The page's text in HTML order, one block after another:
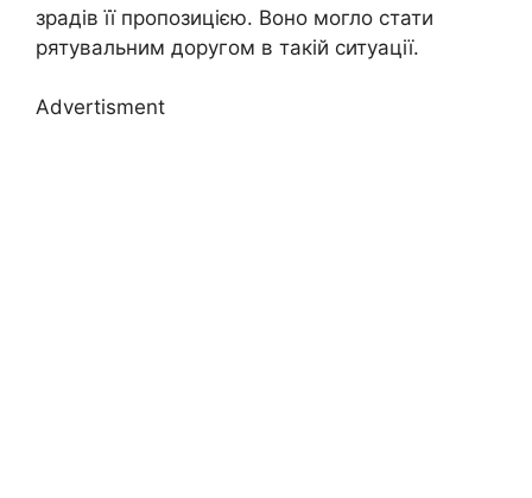
зрадів її пропозицією. Воно могло стати
рятувальним доругом в такій ситуації.
Advertisment